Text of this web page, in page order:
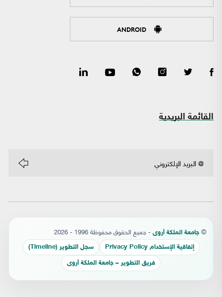
ANDROID
القائمة البريدية
© جامعة الملكة أروى - جميع الحقوق محفوظة 1996 - 2026
إتفاقية الإستخدام Privacy Policy سجل التطوير (Timeline)
فريق التطوير – جامعة الملكة أروى